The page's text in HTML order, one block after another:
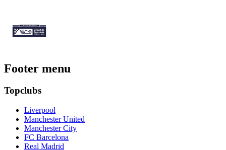
Footer menu
Topclubs
Liverpool
Manchester United
Manchester City
FC Barcelona
Real Madrid